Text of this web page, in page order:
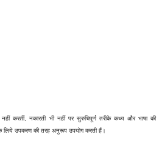
करतीं, नकारती भी नहीं पर सुरुचिपूर्ण तरीके कथ्य और भाषा की
लिये उपकरण की तरह अनुरूप उपयोग करती हैं।